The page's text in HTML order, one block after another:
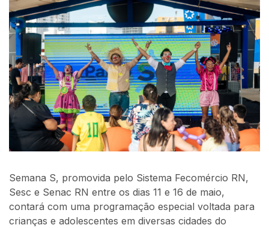
Semana S, promovida pelo Sistema Fecomércio RN,
Sesc e Senac RN entre os dias 11 e 16 de maio,
contará com uma programação especial voltada para
crianças e adolescentes em diversas cidades do